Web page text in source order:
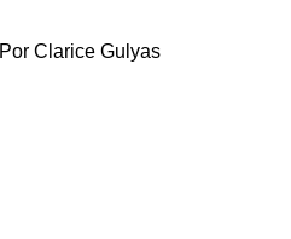
Por Clarice Gulyas